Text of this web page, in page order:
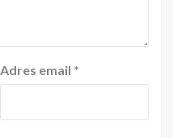
Adres email *